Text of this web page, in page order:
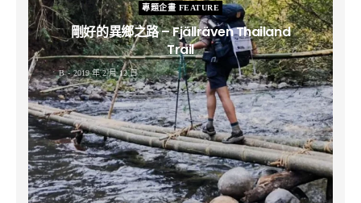
專題企畫 FEATURE
剛好的異鄉之路 – Fjällräven Thailand
Trail
B 2019 年 2 月 12 日